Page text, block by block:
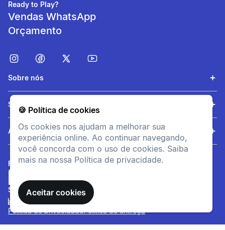
🍪 Política de cookies
Os cookies nos ajudam a melhorar sua
experiência online. Ao continuar navegando,
você concorda com o uso de cookies. Saiba
mais na nossa Política de privacidade.
Aceitar cookies
Estabilidade
3 tiras (2 autoaderentes e 1
fivela) para um ajuste
preciso e um bom apoio.
Ready to Play?
Vendas WhatsApp
Orçamento
Sobre nós
Serviços
Ajuda
FORMAS DE PAGAMENTO
SITE SEGURO
Política de privacidadePolítica de entrega